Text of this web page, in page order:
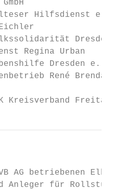
Hilfsdienst e. V.
Dresden
Regina Urban
Dresden e. V.
René Brendahl
Kreisverband Freital
AG betriebenen
Anleger für